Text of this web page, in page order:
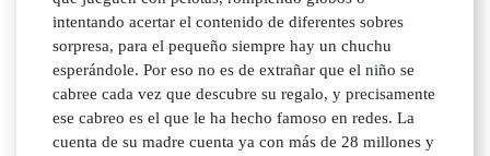
intentando acertar el contenido de diferentes sobres
sorpresa, para el pequeño siempre hay un chuchu
esperándole. Por eso no es de extrañar que el niño se
cabree cada vez que descubre su regalo, y precisamente
ese cabreo es el que le ha hecho famoso en redes. La
cuenta de su madre cuenta ya con más de 28 millones y